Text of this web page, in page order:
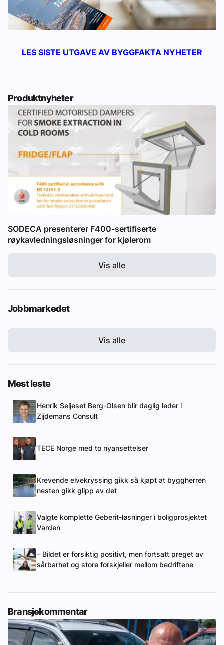
LES SISTE UTGAVE AV BYGGFAKTA NYHETER
Produktnyheter
SODECA presenterer F400-sertifiserte
røykavledningsløsninger for kjølerom
Vis alle
Jobbmarkedet
Vis alle
Mest leste
Henrik Seljeset Berg-Olsen blir daglig leder i
Zijdemans Consult
TECE Norge med to nyansettelser
Krevende elvekryssing gikk så kjapt at byggherren
nesten gikk glipp av det
Valgte komplette Geberit-løsninger i boligprosjektet
Varden
– Bildet er forsiktig positivt, men fortsatt preget av
sårbarhet og store forskjeller mellom bedriftene
Bransjekommentar